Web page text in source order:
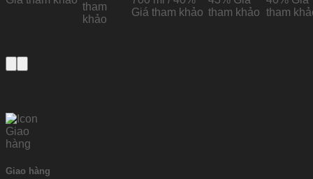
tham
khảo
Giá tham khảo tham khảo tham
Giao hàng